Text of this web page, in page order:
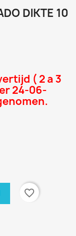
DIKTE 10
( 2 a 3
24-06-
favorite_border